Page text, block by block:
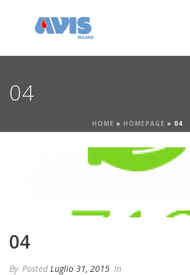
04
HOME » HOMEPAGE » 04
04
By Posted Luglio 31, 2015 In